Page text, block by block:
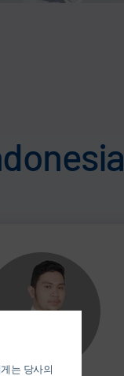
는 당사의